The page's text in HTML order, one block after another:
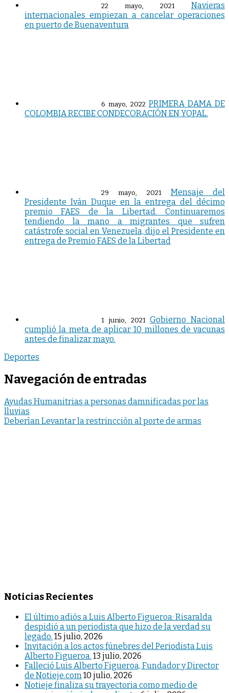
22 mayo, 2021
Navieras
internacionales empiezan a cancelar operaciones
en puerto de Buenaventura
6 mayo, 2022 PRIMERA DAMA DE
COLOMBIA RECIBE CONDECORACIÓN EN YOPAL.
29 mayo, 2021
Mensaje del
Presidente Iván Duque en la entrega del décimo
premio FAES de la Libertad. Continuaremos
tendiendo la mano a migrantes que sufren
catástrofe social en Venezuela, dijo el Presidente en
entrega de Premio FAES de la Libertad
1 junio, 2021 Gobierno Nacional
cumplió la meta de aplicar 10 millones de vacunas
antes de finalizar mayo.
Deportes
Navegación de entradas
Ayudas Humanitrias a personas damnificadas por las
lluvias
Deberìan Levantar la restrincciòn al porte de armas
Noticias Recientes
El último adiós a Luis Alberto Figueroa: Risaralda
despidió a un periodista que hizo de la verdad su
legado. 15 julio, 2026
Invitación a los actos fúnebres del Periodista Luis
Alberto Figueroa. 13 julio, 2026
Falleció Luis Alberto Figueroa, Fundador y Director
de Notieje.com 10 julio, 2026
Notieje finaliza su trayectoria como medio de